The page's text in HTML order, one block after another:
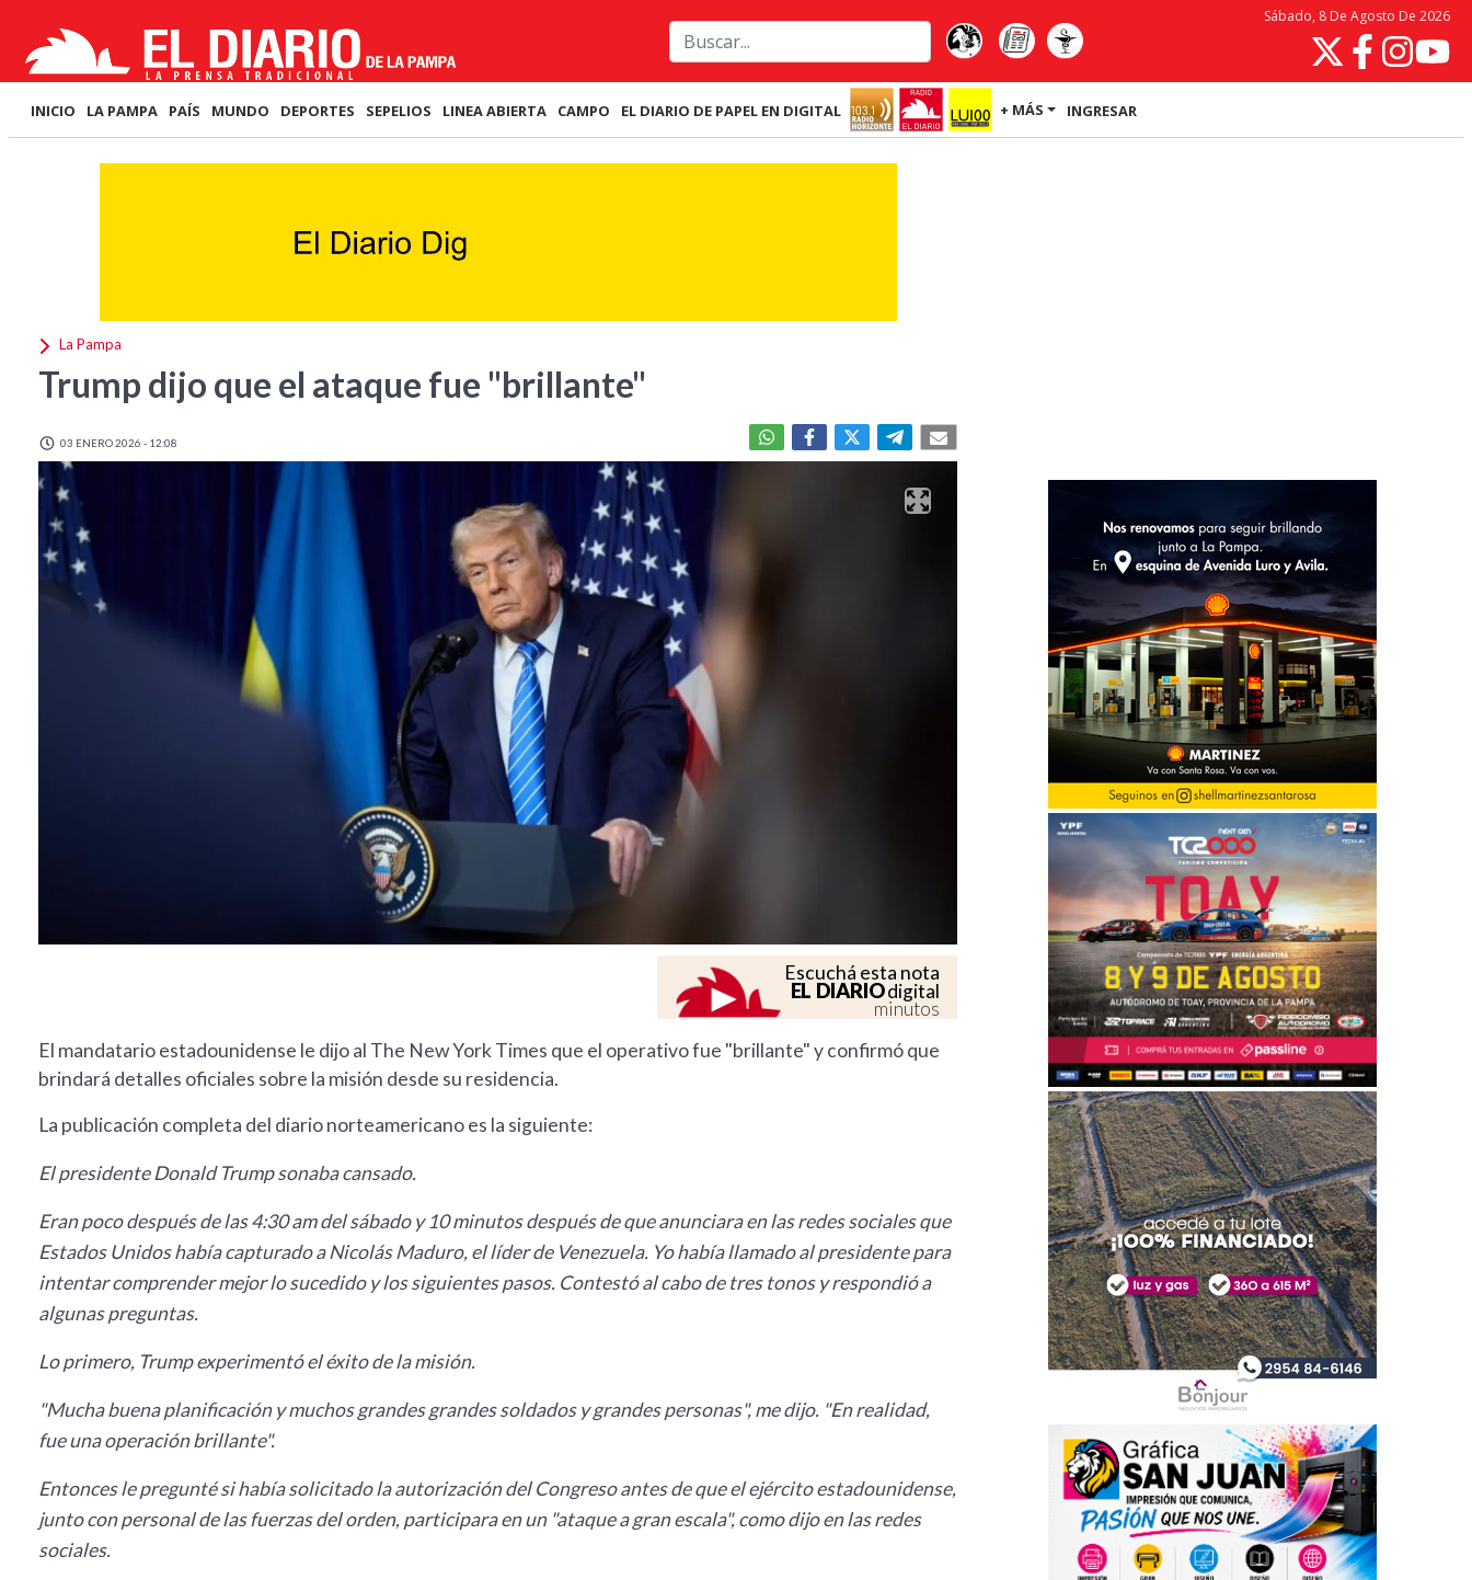
Sábado, 8 De Agosto De 2026
INICIO LA PAMPA PAÍS MUNDO DEPORTES SEPELIOS LINEA ABIERTA CAMPO EL DIARIO DE PAPEL EN DIGITAL + MÁS INGRESAR
La Pampa
Trump dijo que el ataque fue "brillante"
03 ENERO 2026 - 12:08
Escuchá esta nota
EL DIARIOdigital
minutos
El mandatario estadounidense le dijo al The New York Times que el operativo fue "brillante" y confirmó que
brindará detalles oficiales sobre la misión desde su residencia.
La publicación completa del diario norteamericano es la siguiente:
El presidente Donald Trump sonaba cansado.
Eran poco después de las 4:30 am del sábado y 10 minutos después de que anunciara en las redes sociales que
Estados Unidos había capturado a Nicolás Maduro, el líder de Venezuela. Yo había llamado al presidente para
intentar comprender mejor lo sucedido y los siguientes pasos. Contestó al cabo de tres tonos y respondió a
algunas preguntas.
Lo primero, Trump experimentó el éxito de la misión.
"Mucha buena planificación y muchos grandes grandes soldados y grandes personas", me dijo. "En realidad,
fue una operación brillante".
Entonces le pregunté si había solicitado la autorización del Congreso antes de que el ejército estadounidense,
junto con personal de las fuerzas del orden, participara en un "ataque a gran escala", como dijo en las redes
sociales.